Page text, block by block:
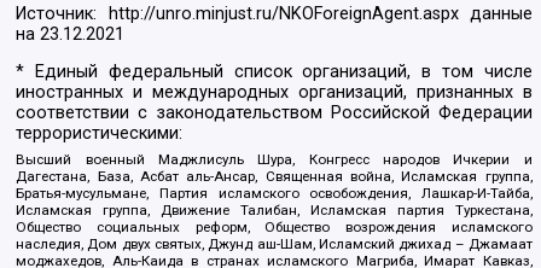
Источник: http://unro.minjust.ru/NKOForeignAgent.aspxданные
на23.12.2021
* Единый федеральный список организаций, в том числе
иностранных и международных организаций, признанных в
соответствии с законодательством Российской Федерации
террористическими:
Высший военный Маджлисуль Шура, Конгресс народов Ичкерии и
Дагестана, База, Асбат аль-Ансар, Священная война, Исламская группа,
Братья-мусульмане, Партия исламского освобождения, Лашкар-И-Тайба,
Исламская группа, Движение Талибан, Исламская партия Туркестана,
Общество социальных реформ, Общество возрождения исламского
наследия, Дом двух святых, Джунд аш-Шам, Исламский джихад – Джамаат
моджахедов, Аль-Каида в странах исламского Магриба, Имарат Кавказ,